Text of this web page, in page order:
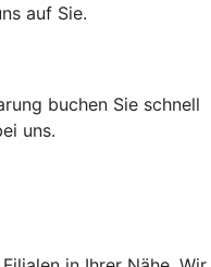
auf Sie.
buchen Sie schnell
uns.